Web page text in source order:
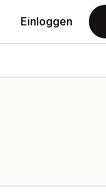
Einloggen